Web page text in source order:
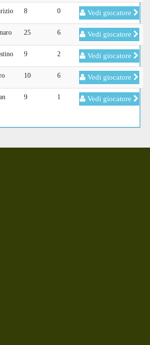
8 0 Vedi giocatore
25 6 Vedi giocatore
9 2 Vedi giocatore
10 6 Vedi giocatore
9 1 Vedi giocatore